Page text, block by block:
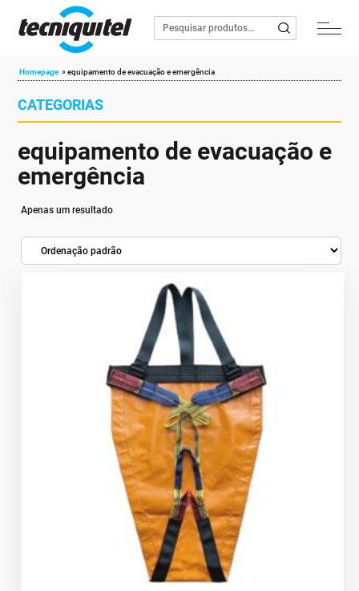
Homepage »equipamento de evacuação e emergência
CATEGORIAS
equipamento de evacuação e
emergência
Apenas um resultado